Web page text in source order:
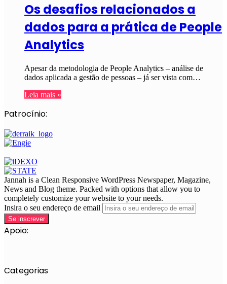
Os desafios relacionados a
dados para a prática de People
Analytics
Apesar da metodologia de People Analytics – análise de
dados aplicada a gestão de pessoas – já ser vista com…
Leia mais »
Patrocínio:
Jannah is a Clean Responsive WordPress Newspaper, Magazine,
News and Blog theme. Packed with options that allow you to
completely customize your website to your needs.
Insira o seu endereço de email
Apoio:
Categorias